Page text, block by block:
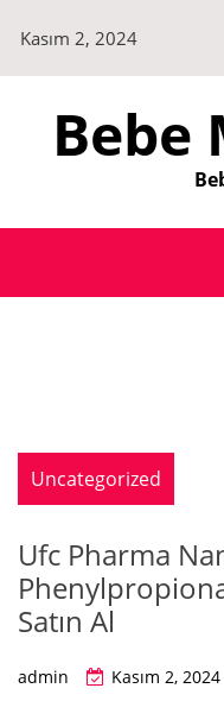
content
Kasım 2, 2024
Bebe
Uncategorized
Ufc Pharma
Satın Al
admin Kasım 2, 2024